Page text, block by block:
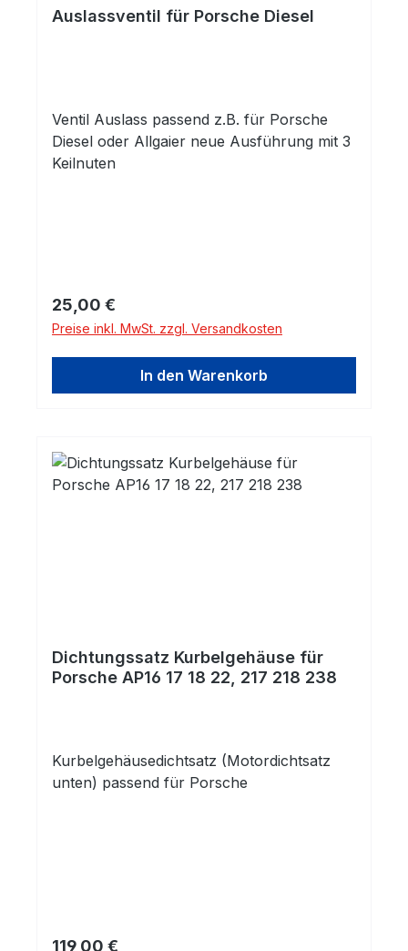
Auslassventil für Porsche Diesel
Ventil Auslass passend z.B. für Porsche
Diesel oder Allgaier neue Ausführung mit 3
Keilnuten
Regulärer Preis:
25,00 €
Preise inkl. MwSt. zzgl. Versandkosten
In den Warenkorb
Dichtungssatz Kurbelgehäuse für
Porsche AP16 17 18 22, 217 218 238
Kurbelgehäusedichtsatz (Motordichtsatz
unten) passend für Porsche
Regulärer Preis:
119,00 €